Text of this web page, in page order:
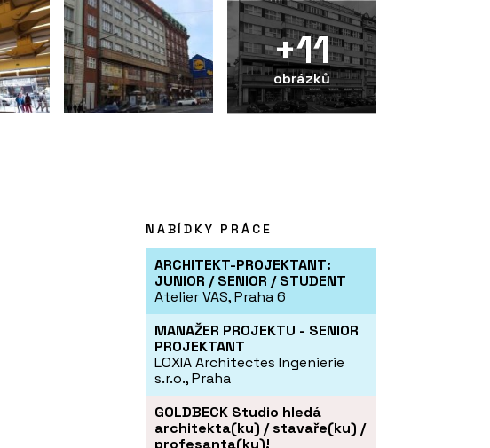
+11
obrázků
NABÍDKY PRÁCE
ARCHITEKT-PROJEKTANT:
JUNIOR / SENIOR / STUDENT
Atelier VAS, Praha 6
MANAŽER PROJEKTU - SENIOR
PROJEKTANT
LOXIA Architectes Ingenierie
s.r.o., Praha
GOLDBECK Studio hledá
architekta(ku) / stavaře(ku) /